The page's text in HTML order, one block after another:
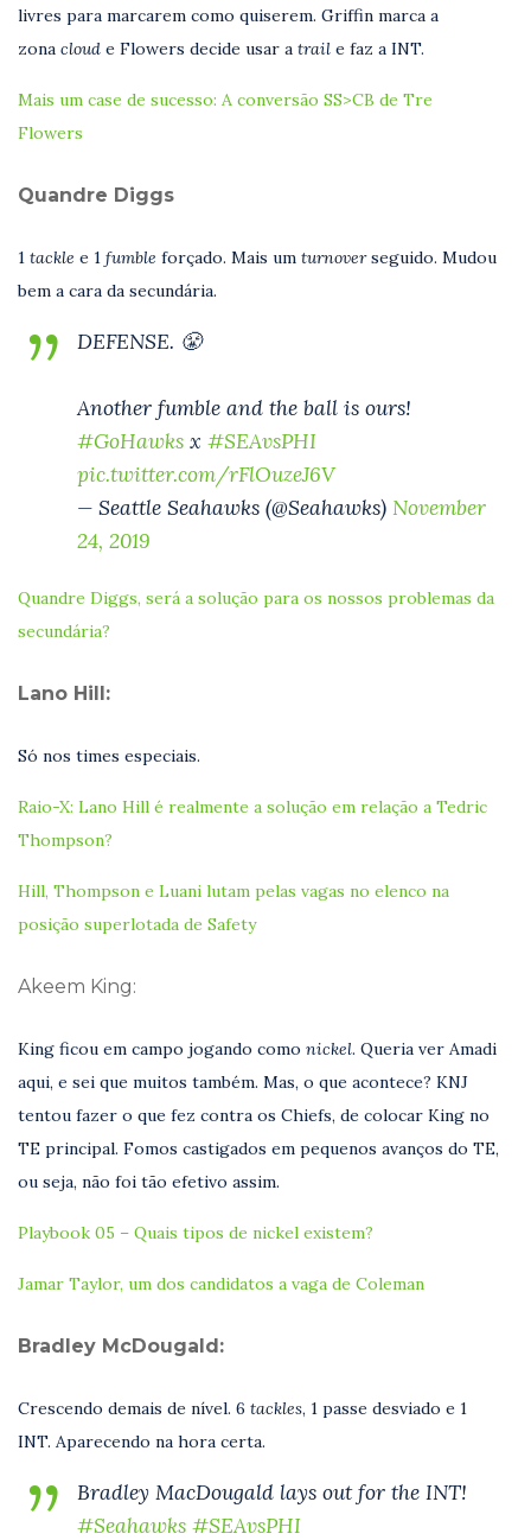
livres para marcarem como quiserem. Griffin marca a
zona cloud e Flowers decide usar a trail e faz a INT.
Mais um case de sucesso: A conversão SS>CB de Tre
Flowers
Quandre Diggs
1 tackle e 1 fumble forçado. Mais um turnoverseguido. Mudou
bem a cara da secundária.
DEFENSE. 😤
Another fumble and the ball is ours!
#GoHawks x #SEAvsPHI
pic.twitter.com/rFlOuzeJ6V
— Seattle Seahawks (@Seahawks) November
24, 2019
Quandre Diggs, será a solução para os nossos problemas da
secundária?
Lano Hill:
Só nos times especiais.
Raio-X: Lano Hill é realmente a solução em relação a Tedric
Thompson?
Hill, Thompson e Luani lutam pelas vagas no elenco na
posição superlotada de Safety
Akeem King:
King ficou em campo jogando como nickel. Queria ver Amadi
aqui, e sei que muitos também. Mas, o que acontece? KNJ
tentou fazer o que fez contra os Chiefs, de colocar King no
TE principal. Fomos castigados em pequenos avanços do TE,
ou seja, não foi tão efetivo assim.
Playbook 05 – Quais tipos de nickel existem?
Jamar Taylor, um dos candidatos a vaga de Coleman
Bradley McDougald:
Crescendo demais de nível. 6 tackles, 1 passe desviado e 1
INT. Aparecendo na hora certa.
Bradley MacDougald lays out for the INT!
#Seahawks #SEAvsPHI